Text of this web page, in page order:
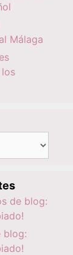
Málaga
de blog:
blog: